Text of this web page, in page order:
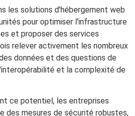
les solutions d'hébergement web
pour optimiser l'infrastructure
et proposer des services
relever activement les nombreux
données et des questions de
et la complexité de
ce potentiel, les entreprises
des mesures de sécurité robustes,